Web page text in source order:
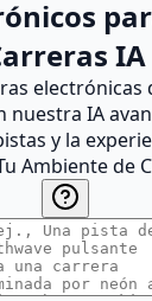
IA
electrónicas
nuestra IA
y la
Ambiente de